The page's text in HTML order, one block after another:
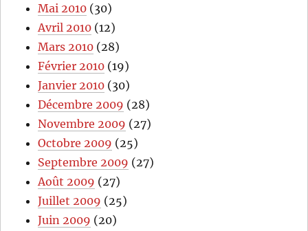
Mai 2010 (30)
Avril 2010 (12)
Mars 2010 (28)
Février 2010 (19)
Janvier 2010 (30)
Décembre 2009 (28)
Novembre 2009 (27)
Octobre 2009 (25)
Septembre 2009 (27)
Août 2009 (27)
Juillet 2009 (25)
Juin 2009 (20)